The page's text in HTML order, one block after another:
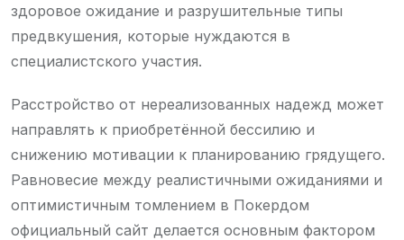
здоровое ожидание и разрушительные типы
предвкушения, которые нуждаются в
специалистского участия.
Расстройство от нереализованных надежд может
направлять к приобретённой бессилию и
снижению мотивации к планированию грядущего.
Равновесие между реалистичными ожиданиями и
оптимистичным томлением в Покердом
официальный сайт делается основным фактором